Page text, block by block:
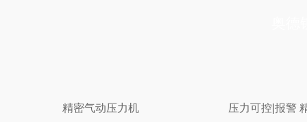
精密气动压力机 压力可控|报警